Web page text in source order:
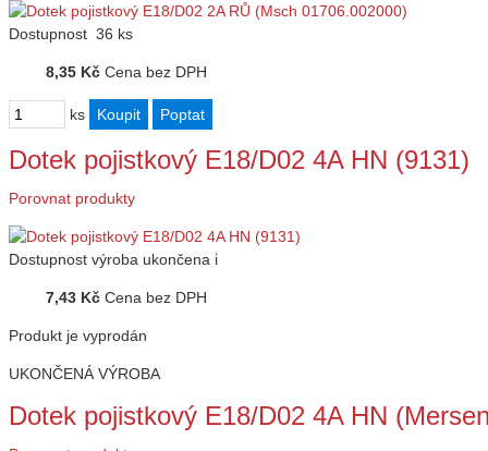
Dostupnost 36 ks
8,35 Kč Cena bez DPH
ks
Dotek pojistkový E18/D02 4A HN (9131)
Porovnat produkty
Dostupnost výroba ukončena i
7,43 Kč Cena bez DPH
Produkt je vyprodán
UKONČENÁ VÝROBA
Dotek pojistkový E18/D02 4A HN